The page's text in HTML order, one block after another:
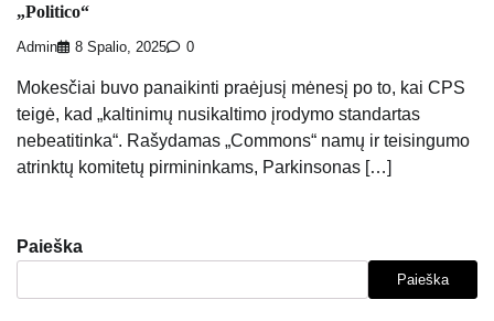
„Politico“
Admin 8 Spalio, 2025 0
Mokesčiai buvo panaikinti praėjusį mėnesį po to, kai CPS
teigė, kad „kaltinimų nusikaltimo įrodymo standartas
nebeatitinka“. Rašydamas „Commons“ namų ir teisingumo
atrinktų komitetų pirmininkams, Parkinsonas […]
Paieška
Paieška